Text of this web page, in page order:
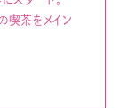
茶をメイン